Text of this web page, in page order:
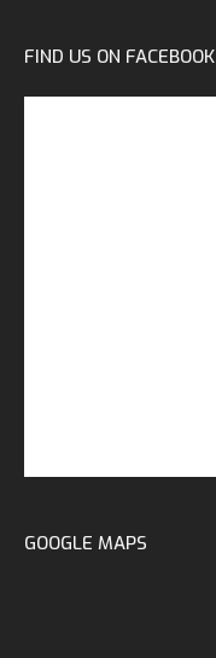
FIND US ON FACEBOOK
GOOGLE MAPS